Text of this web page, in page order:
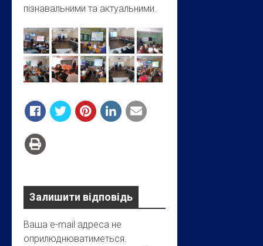
пізнавальними та актуальними.
Залишити відповідь
Ваша e-mail адреса не
оприлюднюватиметься.